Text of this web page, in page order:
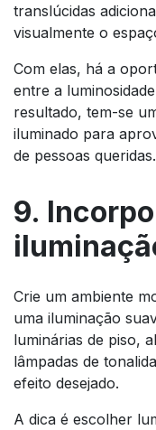
translúcidas
visualmente o
Com elas, há a
entre a
resultado, tem-se
iluminado para
de pessoas queridas.
9.
Crie um ambiente
uma iluminação
luminárias de piso,
lâmpadas de
efeito desejado.
A dica é escolher